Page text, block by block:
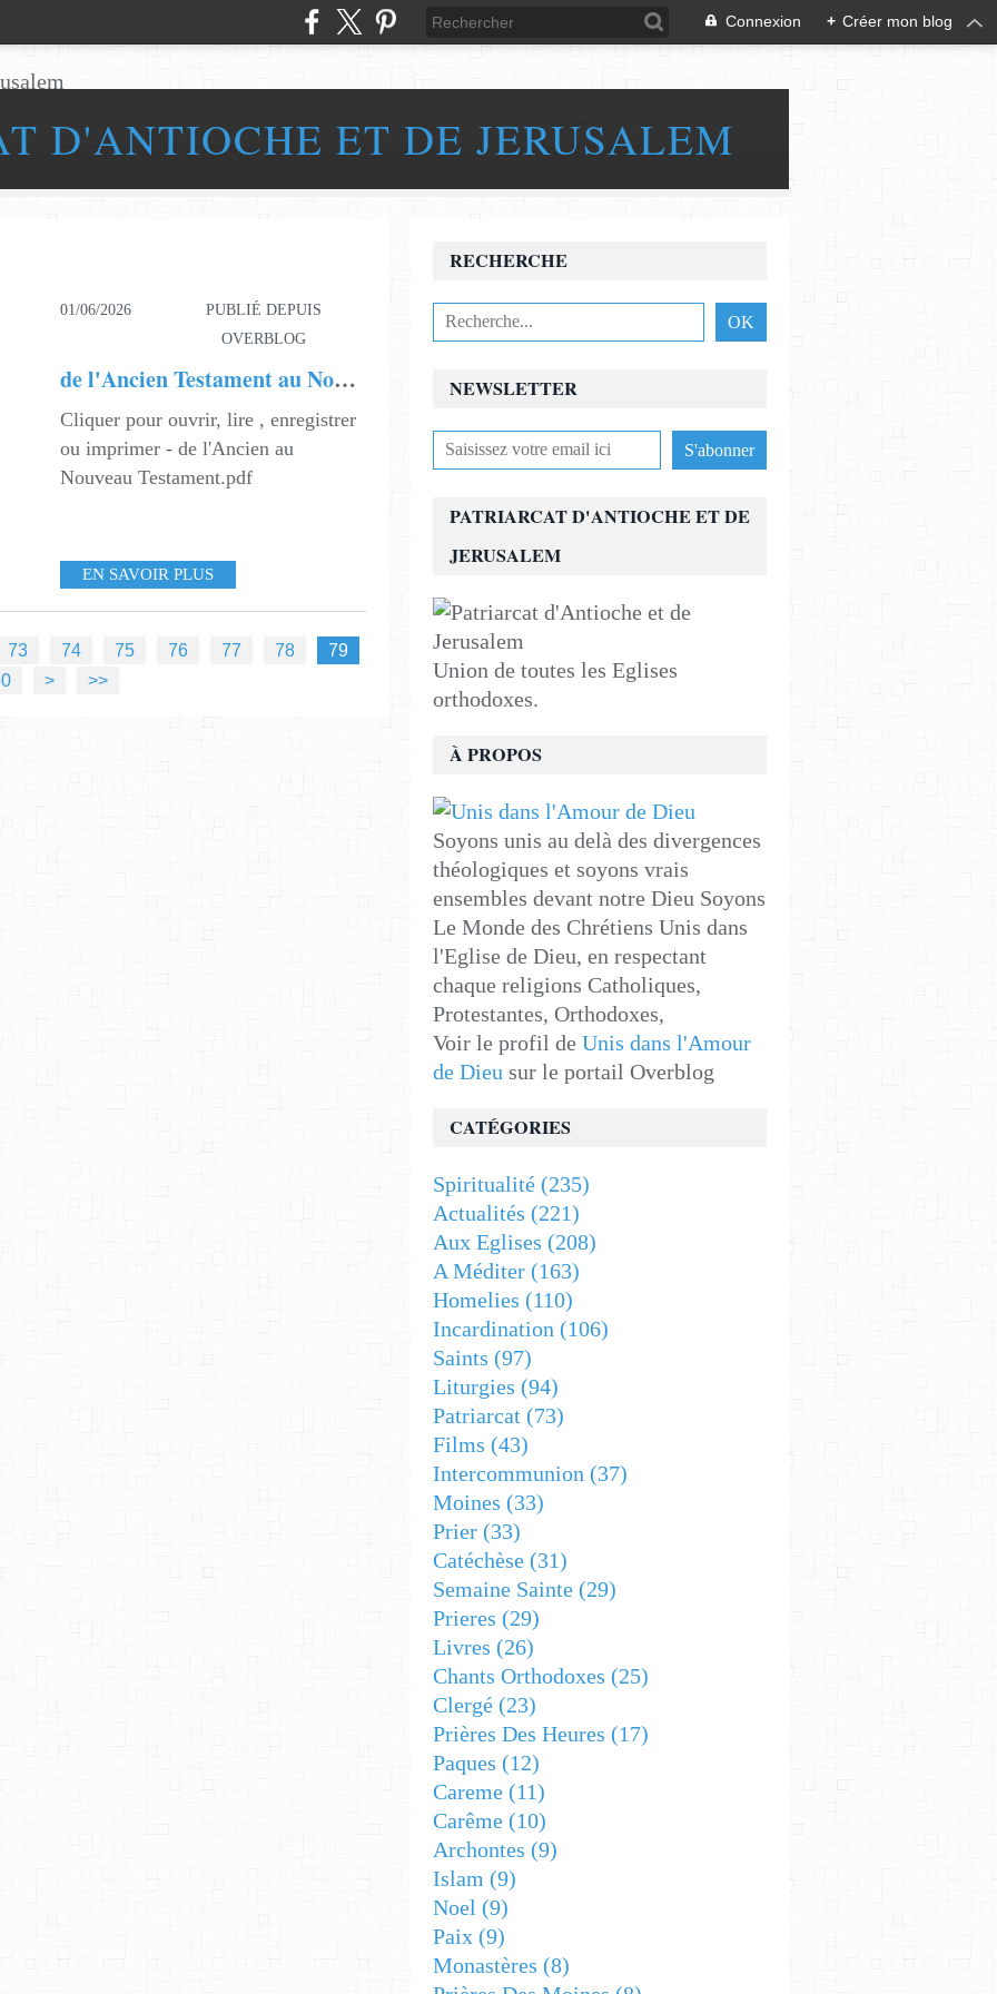
Connexion + Créer mon blog
D'ANTIOCHE ET DE JERUSALEM
01/06/2026
PUBLIÉ DEPUIS
OVERBLOG
de l'Ancien Testament au Nouveau Testament
Cliquer pour ouvrir, lire , enregistrer
ou imprimer - de l'Ancien au
Nouveau Testament.pdf
EN SAVOIR PLUS
73 74 75 76 77 78
79
90
100
200
> >>
NEWSLETTER
RECHERCHE
PATRIARCAT D'ANTIOCHE ET DE
JERUSALEM
Union de toutes les Eglises
orthodoxes.
À PROPOS
Soyons unis au delà des divergences
théologiques et soyons vrais
ensembles devant notre Dieu Soyons
Le Monde des Chrétiens Unis dans
l'Eglise de Dieu, en respectant
chaque religions Catholiques,
Protestantes, Orthodoxes,
Voir le profil de Unis dans l'Amour
de Dieu sur le portail Overblog
CATÉGORIES
Spiritualité (235)
Actualités (221)
Aux Eglises (208)
A Méditer (163)
Homelies (110)
Incardination (106)
Saints (97)
Liturgies (94)
Patriarcat (73)
Films (43)
Intercommunion (37)
Moines (33)
Prier (33)
Catéchèse (31)
Semaine Sainte (29)
Prieres (29)
Livres (26)
Chants Orthodoxes (25)
Clergé (23)
Prières Des Heures (17)
Paques (12)
Careme (11)
Carême (10)
Archontes (9)
Islam (9)
Noel (9)
Paix (9)
Monastères (8)